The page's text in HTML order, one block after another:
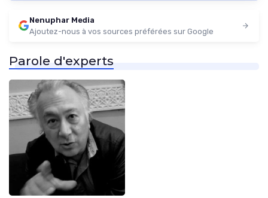
Nenuphar Media
Ajoutez-nous à vos sources préférées sur Google
Parole d'experts